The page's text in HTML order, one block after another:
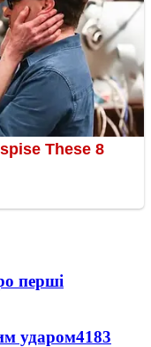
перші
ударом4183